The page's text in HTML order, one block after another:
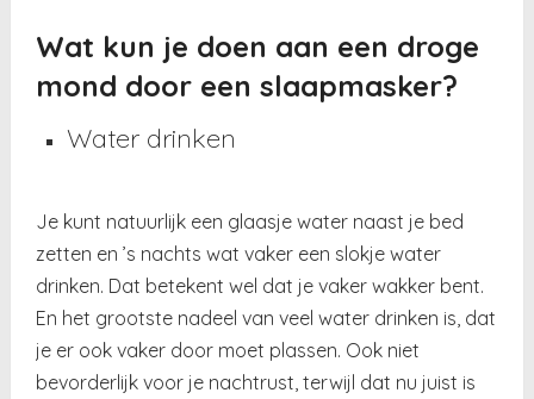
Wat kun je doen aan een droge
mond door een slaapmasker?
Water drinken
Je kunt natuurlijk een glaasje water naast je bed
zetten en ’s nachts wat vaker een slokje water
drinken. Dat betekent wel dat je vaker wakker bent.
En het grootste nadeel van veel water drinken is, dat
je er ook vaker door moet plassen. Ook niet
bevorderlijk voor je nachtrust, terwijl dat nu juist is